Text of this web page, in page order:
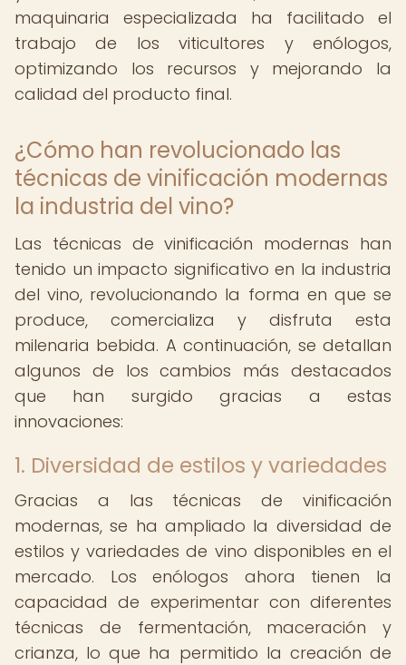
maquinaria especializada ha facilitado el
trabajo de los viticultores y enólogos,
optimizando los recursos y mejorando la
calidad del producto final.
¿Cómo han revolucionado las
técnicas de vinificación modernas
la industria del vino?
Las técnicas de vinificación modernas han
tenido un impacto significativo en la industria
del vino, revolucionando la forma en que se
produce, comercializa y disfruta esta
milenaria bebida. A continuación, se detallan
algunos de los cambios más destacados
que han surgido gracias a estas
innovaciones:
1. Diversidad de estilos y variedades
Gracias a las técnicas de vinificación
modernas, se ha ampliado la diversidad de
estilos y variedades de vino disponibles en el
mercado. Los enólogos ahora tienen la
capacidad de experimentar con diferentes
técnicas de fermentación, maceración y
crianza, lo que ha permitido la creación de